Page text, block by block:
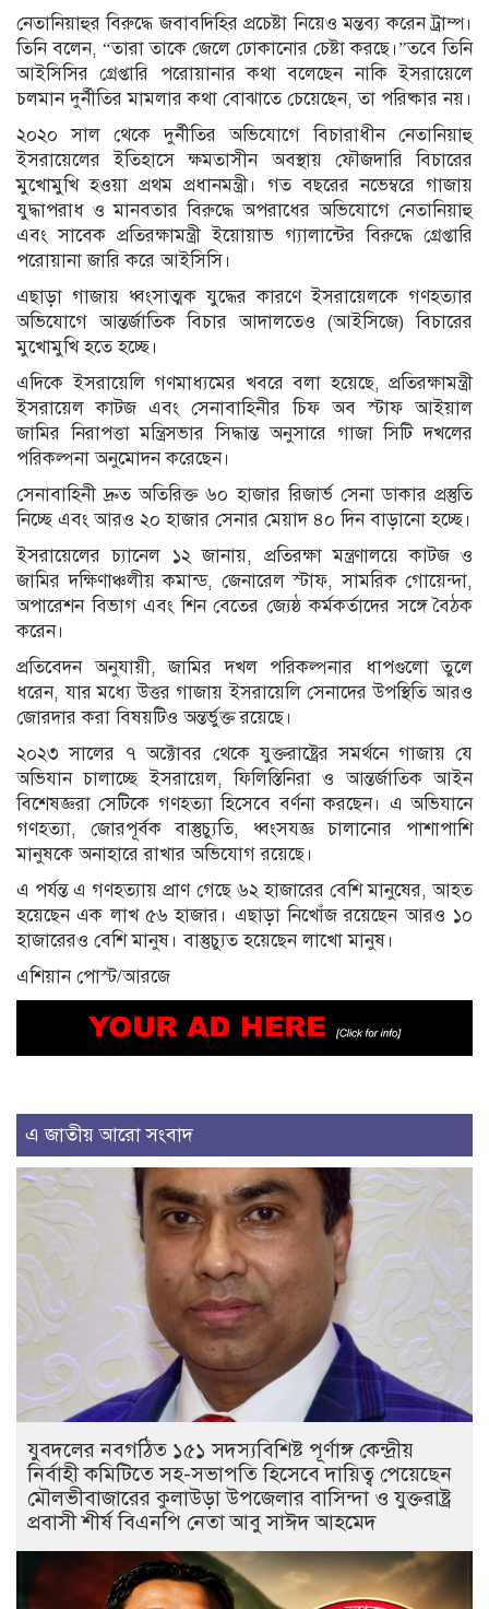
নেতানিয়াহুর বিরুদ্ধে জবাবদিহির প্রচেষ্টা নিয়েও মন্তব্য করেন ট্রাম্প।
তিনি বলেন, “তারা তাকে জেলে ঢোকানোর চেষ্টা করছে।”তবে তিনি
আইসিসির গ্রেপ্তারি পরোয়ানার কথা বলেছেন নাকি ইসরায়েলে
চলমান দুর্নীতির মামলার কথা বোঝাতে চেয়েছেন, তা পরিষ্কার নয়।
২০২০ সাল থেকে দুর্নীতির অভিযোগে বিচারাধীন নেতানিয়াহু
ইসরায়েলের ইতিহাসে ক্ষমতাসীন অবস্থায় ফৌজদারি বিচারের
মুখোমুখি হওয়া প্রথম প্রধানমন্ত্রী। গত বছরের নভেম্বরে গাজায়
যুদ্ধাপরাধ ও মানবতার বিরুদ্ধে অপরাধের অভিযোগে নেতানিয়াহু
এবং সাবেক প্রতিরক্ষামন্ত্রী ইয়োয়াভ গ্যালান্টের বিরুদ্ধে গ্রেপ্তারি
পরোয়ানা জারি করে আইসিসি।
এছাড়া গাজায় ধ্বংসাত্মক যুদ্ধের কারণে ইসরায়েলকে গণহত্যার
অভিযোগে আন্তর্জাতিক বিচার আদালতেও (আইসিজে) বিচারের
মুখোমুখি হতে হচ্ছে।
এদিকে ইসরায়েলি গণমাধ্যমের খবরে বলা হয়েছে, প্রতিরক্ষামন্ত্রী
ইসরায়েল কাটজ এবং সেনাবাহিনীর চিফ অব স্টাফ আইয়াল
জামির নিরাপত্তা মন্ত্রিসভার সিদ্ধান্ত অনুসারে গাজা সিটি দখলের
পরিকল্পনা অনুমোদন করেছেন।
সেনাবাহিনী দ্রুত অতিরিক্ত ৬০ হাজার রিজার্ভ সেনা ডাকার প্রস্তুতি
নিচ্ছে এবং আরও ২০ হাজার সেনার মেয়াদ ৪০ দিন বাড়ানো হচ্ছে।
ইসরায়েলের চ্যানেল ১২ জানায়, প্রতিরক্ষা মন্ত্রণালয়ে কাটজ ও
জামির দক্ষিণাঞ্চলীয় কমান্ড, জেনারেল স্টাফ, সামরিক গোয়েন্দা,
অপারেশন বিভাগ এবং শিন বেতের জ্যেষ্ঠ কর্মকর্তাদের সঙ্গে বৈঠক
করেন।
প্রতিবেদন অনুযায়ী, জামির দখল পরিকল্পনার ধাপগুলো তুলে
ধরেন, যার মধ্যে উত্তর গাজায় ইসরায়েলি সেনাদের উপস্থিতি আরও
জোরদার করা বিষয়টিও অন্তর্ভুক্ত রয়েছে।
২০২৩ সালের ৭ অক্টোবর থেকে যুক্তরাষ্ট্রের সমর্থনে গাজায় যে
অভিযান চালাচ্ছে ইসরায়েল, ফিলিস্তিনিরা ও আন্তর্জাতিক আইন
বিশেষজ্ঞরা সেটিকে গণহত্যা হিসেবে বর্ণনা করছেন। এ অভিযানে
গণহত্যা, জোরপূর্বক বাস্তুচ্যুতি, ধ্বংসযজ্ঞ চালানোর পাশাপাশি
মানুষকে অনাহারে রাখার অভিযোগ রয়েছে।
এ পর্যন্ত এ গণহত্যায় প্রাণ গেছে ৬২ হাজারের বেশি মানুষের, আহত
হয়েছেন এক লাখ ৫৬ হাজার। এছাড়া নিখোঁজ রয়েছেন আরও ১০
হাজারেরও বেশি মানুষ। বাস্তুচ্যুত হয়েছেন লাখো মানুষ।
এশিয়ান পোস্ট/আরজে
এ জাতীয় আরো সংবাদ
যুবদলের নবগঠিত ১৫১ সদস্যবিশিষ্ট পূর্ণাঙ্গ কেন্দ্রীয়
নির্বাহী কমিটিতে সহ-সভাপতি হিসেবে দায়িত্ব পেয়েছেন
মৌলভীবাজারের কুলাউড়া উপজেলার বাসিন্দা ও যুক্তরাষ্ট্র
প্রবাসী শীর্ষ বিএনপি নেতা আবু সাঈদ আহমেদ